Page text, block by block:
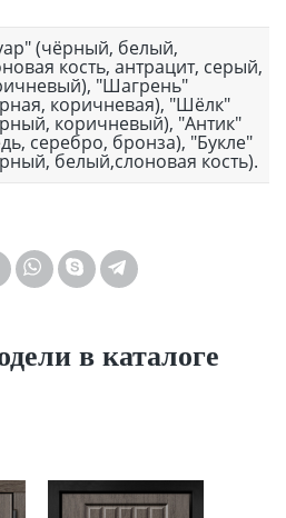
(чёрный, белый,
кость, антрацит, серый,
"Шагрень"
коричневая), "Шёлк"
коричневый), "Антик"
серебро, бронза), "Букле"
белый,слоновая кость).
в каталоге